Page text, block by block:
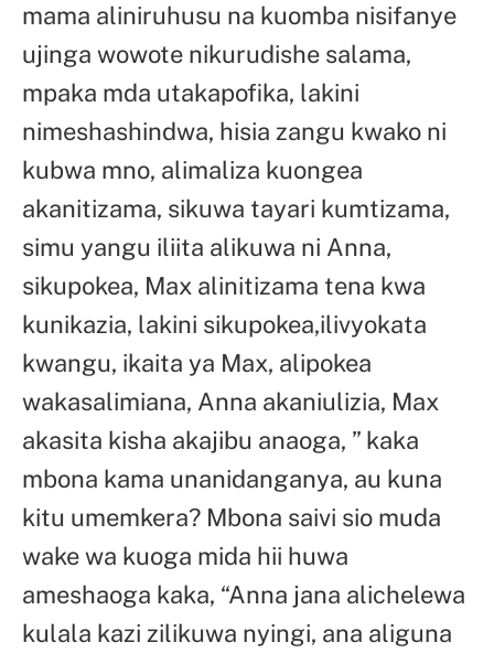
mama aliniruhusu na kuomba nisifanye
ujinga wowote nikurudishe salama,
mpaka mda utakapofika, lakini
nimeshashindwa, hisia zangu kwako ni
kubwa mno, alimaliza kuongea
akanitizama, sikuwa tayari kumtizama,
simu yangu iliita alikuwa ni Anna,
sikupokea, Max alinitizama tena kwa
kunikazia, lakini sikupokea,ilivyokata
kwangu, ikaita ya Max, alipokea
wakasalimiana, Anna akaniulizia, Max
akasita kisha akajibu anaoga, ” kaka
mbona kama unanidanganya, au kuna
kitu umemkera? Mbona saivi sio muda
wake wa kuoga mida hii huwa
ameshaoga kaka, “Anna jana alichelewa
kulala kazi zilikuwa nyingi, ana aliguna